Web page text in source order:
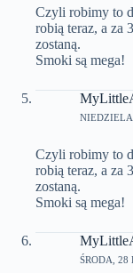
Czyli robimy to
robią teraz, a za
zostaną.
Smoki są mega!
Czyli robimy to
robią teraz, a za
zostaną.
Smoki są mega!
ŚRODA, 28